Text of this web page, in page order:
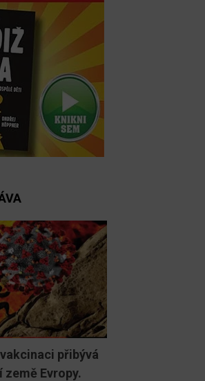
přibývá
země Evropy.